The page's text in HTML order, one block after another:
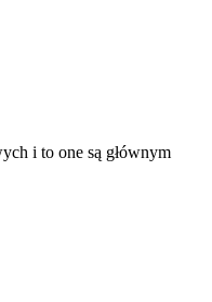
i to one są głównym